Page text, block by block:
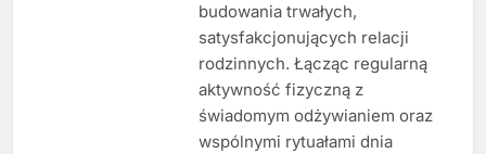
budowania trwałych,
satysfakcjonujących relacji
rodzinnych. Łącząc regularną
aktywność fizyczną z
świadomym odżywianiem oraz
wspólnymi rytuałami dnia